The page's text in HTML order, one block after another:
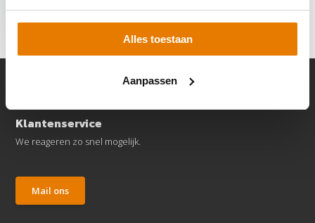
Alles toestaan
Aanpassen
Klantenservice
We reageren zo snel mogelijk.
Mail ons